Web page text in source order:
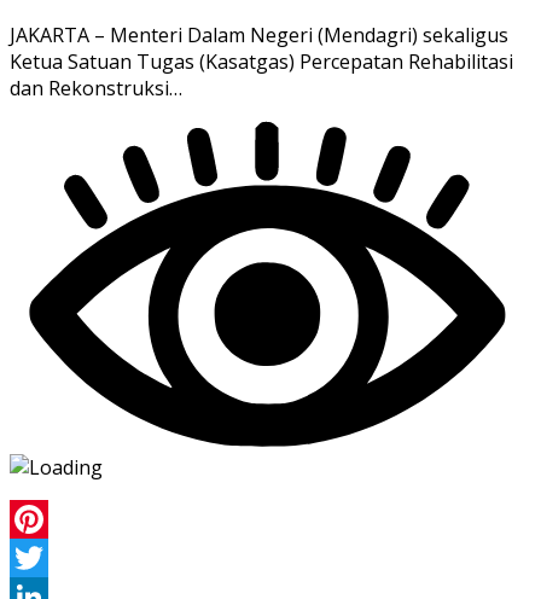
JAKARTA – Menteri Dalam Negeri (Mendagri) sekaligus
Ketua Satuan Tugas (Kasatgas) Percepatan Rehabilitasi
dan Rekonstruksi…
Pinterest